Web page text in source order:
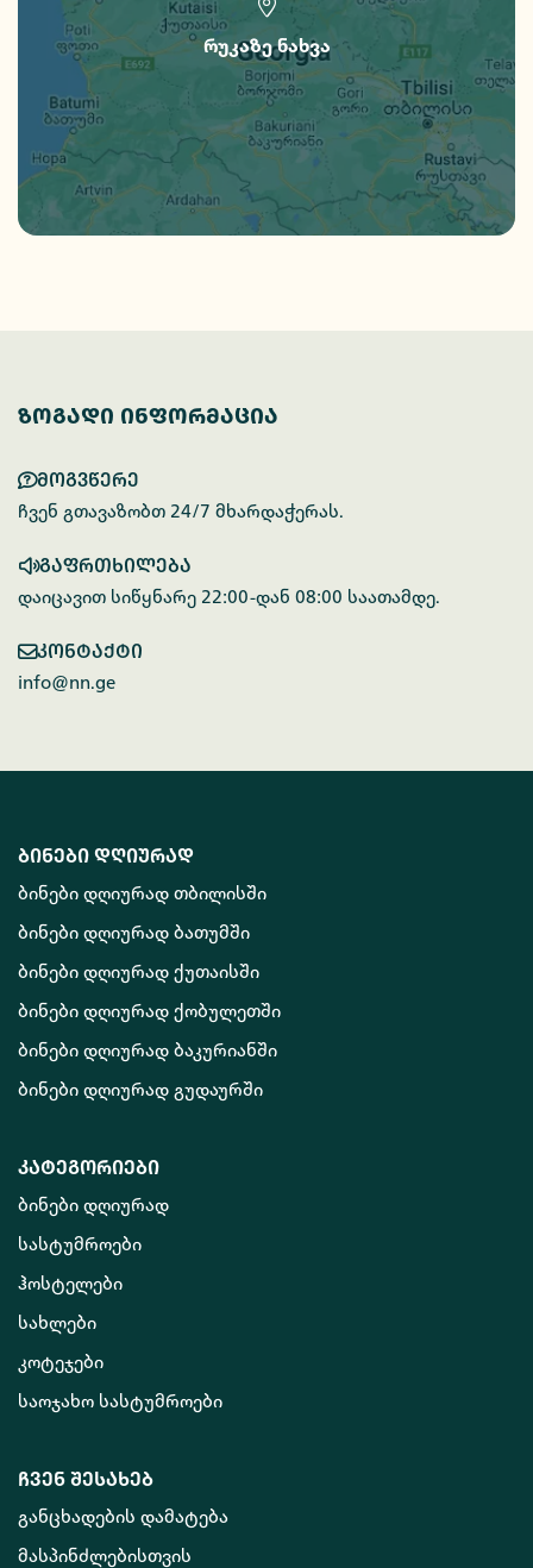
რუკაზე ნახვა
ზოგადი ინფორმაცია
მოგვწერე
ჩვენ გთავაზობთ 24/7 მხარდაჭერას.
გაფრთხილება
დაიცავით სიწყნარე 22:00-დან 08:00 საათამდე.
კონტაქტი
info@nn.ge
ბინები დღიურად
ბინები დღიურად თბილისში
ბინები დღიურად ბათუმში
ბინები დღიურად ქუთაისში
ბინები დღიურად ქობულეთში
ბინები დღიურად ბაკურიანში
ბინები დღიურად გუდაურში
კატეგორიები
ბინები დღიურად
სასტუმროები
ჰოსტელები
სახლები
კოტეჯები
საოჯახო სასტუმროები
ჩვენ შესახებ
განცხადების დამატება
მასპინძლებისთვის